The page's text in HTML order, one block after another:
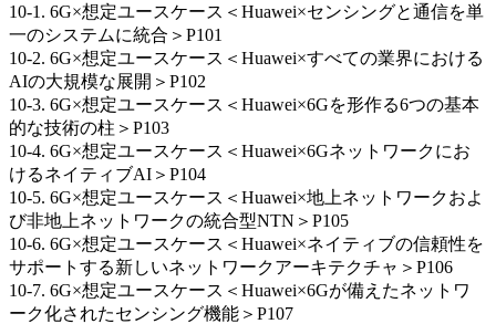
10-1. 6G×想定ユースケース＜Huawei×センシングと通信を単
一のシステムに統合＞P101
10-2. 6G×想定ユースケース＜Huawei×すべての業界における
AIの大規模な展開＞P102
10-3. 6G×想定ユースケース＜Huawei×6Gを形作る6つの基本
的な技術の柱＞P103
10-4. 6G×想定ユースケース＜Huawei×6Gネットワークにお
けるネイティブAI＞P104
10-5. 6G×想定ユースケース＜Huawei×地上ネットワークおよ
び非地上ネットワークの統合型NTN＞P105
10-6. 6G×想定ユースケース＜Huawei×ネイティブの信頼性を
サポートする新しいネットワークアーキテクチャ＞P106
10-7. 6G×想定ユースケース＜Huawei×6Gが備えたネットワ
ーク化されたセンシング機能＞P107